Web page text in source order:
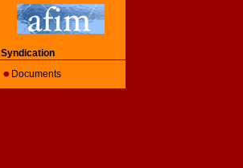
Syndication
Documents